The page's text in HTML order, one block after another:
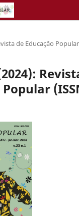
de Educação